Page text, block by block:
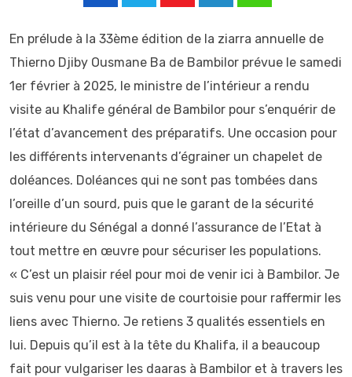
En prélude à la 33ème édition de la ziarra annuelle de
Thierno Djiby Ousmane Ba de Bambilor prévue le samedi
1er février à 2025, le ministre de l’intérieur a rendu
visite au Khalife général de Bambilor pour s’enquérir de
l’état d’avancement des préparatifs. Une occasion pour
les différents intervenants d’égrainer un chapelet de
doléances. Doléances qui ne sont pas tombées dans
l’oreille d’un sourd, puis que le garant de la sécurité
intérieure du Sénégal a donné l’assurance de l’Etat à
tout mettre en œuvre pour sécuriser les populations.
« C’est un plaisir réel pour moi de venir ici à Bambilor. Je
suis venu pour une visite de courtoisie pour raffermir les
liens avec Thierno. Je retiens 3 qualités essentiels en
lui. Depuis qu’il est à la tête du Khalifa, il a beaucoup
fait pour vulgariser les daaras à Bambilor et à travers les